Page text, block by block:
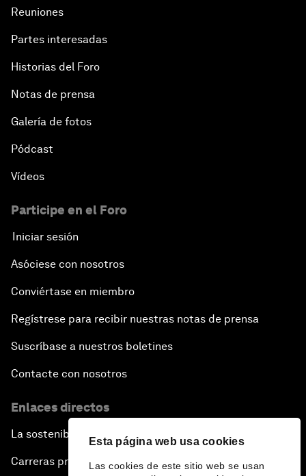
Esta página web usa cookies
Las cookies de este sitio web se usan
Reuniones
Partes interesadas
Historias del Foro
Notas de prensa
Galería de fotos
Pódcast
Vídeos
Participe en el Foro
Iniciar sesión
Asóciese con nosotros
Conviértase en miembro
Regístrese para recibir nuestras notas de prensa
Suscríbase a nuestros boletines
Contacte con nosotros
Enlaces directos
La sostenibilidad en el Foro
Carreras profesionales